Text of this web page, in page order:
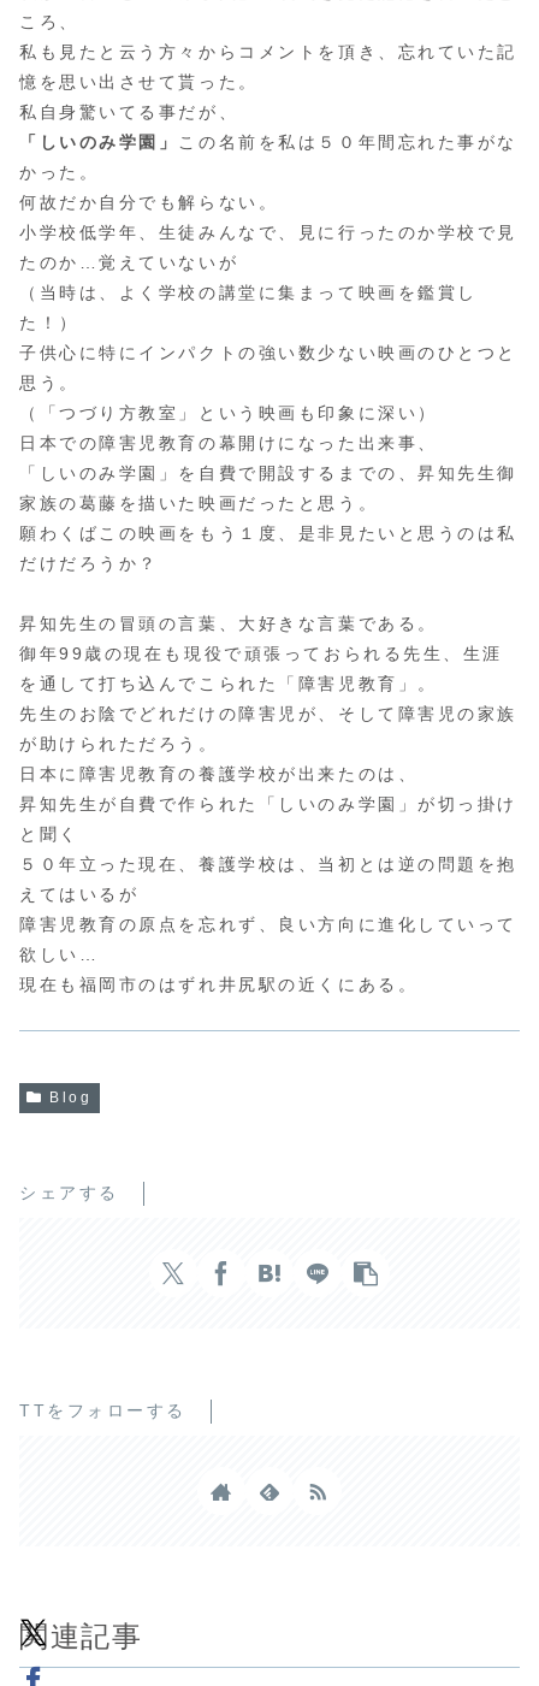
ころ、
私も見たと云う方々からコメントを頂き、忘れていた記
憶を思い出させて貰った。
私自身驚いてる事だが、
「しいのみ学園」 この名前を私は５０年間忘れた事がな
かった。
何故だか自分でも解らない。
小学校低学年、生徒みんなで、見に行ったのか学校で見
たのか…覚えていないが
（当時は、よく学校の講堂に集まって映画を鑑賞し
た！）
子供心に特にインパクトの強い数少ない映画のひとつと
思う。
（「つづり方教室」という映画も印象に深い）
日本での障害児教育の幕開けになった出来事、
「しいのみ学園」を自費で開設するまでの、昇知先生御
家族の葛藤を描いた映画だったと思う。
願わくばこの映画をもう１度、是非見たいと思うのは私
だけだろうか？
昇知先生の冒頭の言葉、大好きな言葉である。
御年99歳の現在も現役で頑張っておられる先生、生涯
を通して打ち込んでこられた「障害児教育」。
先生のお陰でどれだけの障害児が、そして障害児の家族
が助けられただろう。
日本に障害児教育の養護学校が出来たのは、
昇知先生が自費で作られた「しいのみ学園」が切っ掛け
と聞く
５０年立った現在、養護学校は、当初とは逆の問題を抱
えてはいるが
障害児教育の原点を忘れず、良い方向に進化していって
欲しい…
現在も福岡市のはずれ井尻駅の近くにある。
Blog
シェアする
TTをフォローする
関連記事